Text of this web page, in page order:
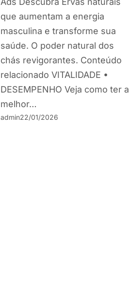
que aumentam a energia
masculina e transforme sua
saúde. O poder natural dos
chás revigorantes. Conteúdo
relacionado VITALIDADE •
DESEMPENHO Veja como ter a
melhor…
admin22/01/2026